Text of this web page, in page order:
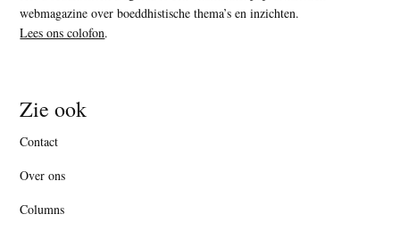
webmagazine over boeddhistische thema’s en inzichten.
Lees ons colofon.
Zie ook
Contact
Over ons
Columns